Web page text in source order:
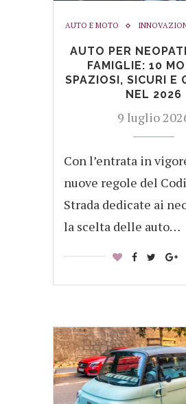
AUTO E MOTO
AUTO PER
FAMIGLIE: 10
SPAZIOSI, SICURI E
NEL 2026
9 luglio
Con l’entrata in
nuove regole del
Strada dedicate ai
la scelta delle auto…